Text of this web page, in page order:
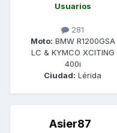
Usuarios
281
Moto: BMW R1200GSA
LC & KYMCO XCITING
400i
Ciudad: Lérida
Asier87